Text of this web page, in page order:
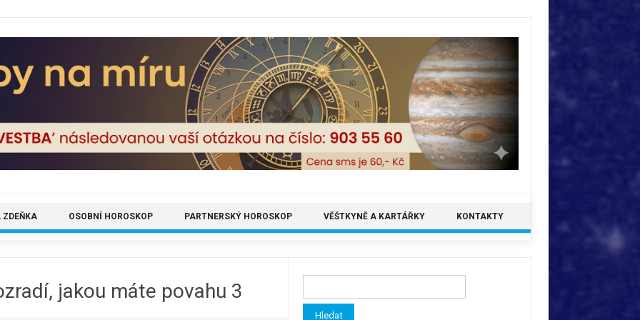
ZDEŇKA OSOBNÍ HOROSKOP PARTNERSKÝ HOROSKOP VĚŠTKYNĚ A KARTÁŘKY KONTAKTY
jakou máte povahu 3